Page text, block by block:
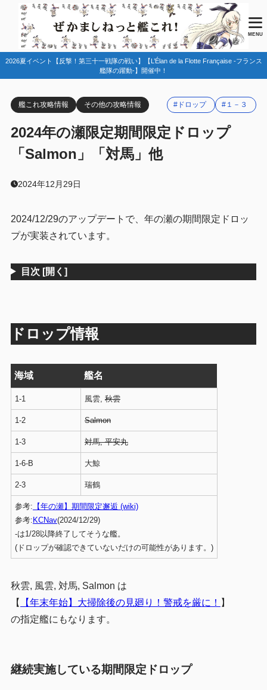
MENU
2026夏イベント【反撃！第三十一戦隊の戦い】【L’Élan de la Flotte Française -フランス
艦隊の躍動-】開催中！
艦これ攻略情報 その他の攻略情報 #ドロップ #１－３
2024年の瀬限定期間限定ドロップ
「Salmon」「対馬」他
2024年12月29日
2024/12/29のアップデートで、年の瀬の期間限定ドロッ
プが実装されています。
目次 [開く]
ドロップ情報
海域 艦名
1-1 風雲, 秋雲
1-2 Salmon
1-3 対馬, 平安丸
1-6-B 大鯨
2-3 瑞鶴
参考: 【年の瀬】期間限定邂逅 (wiki)
参考:KCNav(2024/12/29)
-は1/28以降終了してそうな艦。
(ドロップが確認できていないだけの可能性があります。)
秋雲, 風雲, 対馬, Salmon は
【
【年末年始】大掃除後の見廻り！警戒を厳に！ 】
の指定艦にもなります。
継続実施している期間限定ドロップ
目次
1
2 編成例
2.1 １－３「対馬」「平安丸」
3 まとめ